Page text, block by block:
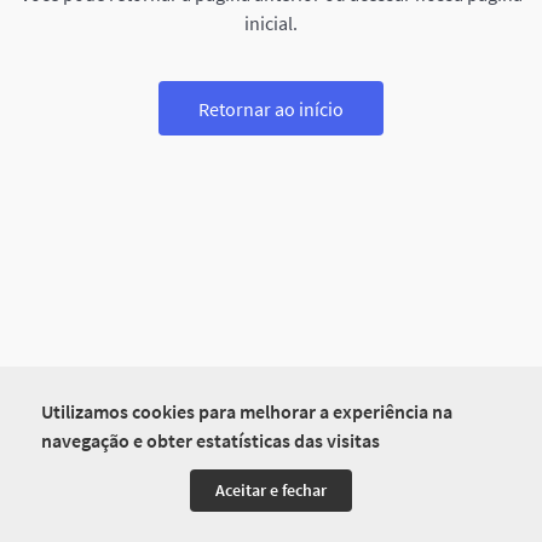
Utilizamos cookies para melhorar a experiência na
navegação e obter estatísticas das visitas
Aceitar e fechar
inicial.
Retornar ao início